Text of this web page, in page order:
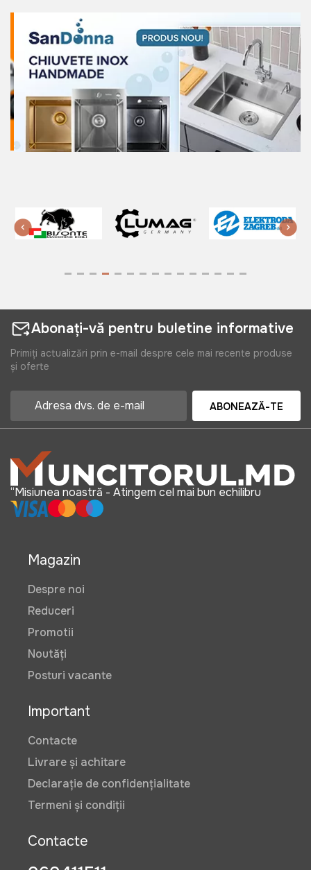
Baterie bucatarie Sandonna NERA
Crom Satin
Art:VOR58025
1150 lei
Abonați-vă pentru buletine informative
Primiți actualizări prin e-mail despre cele mai recente produse
și oferte
ABONEAZĂ-TE
“Misiunea noastră - Atingem cel mai bun echilibru
Magazin
Despre noi
Reduceri
Promotii
Noutăți
Posturi vacante
Important
Contacte
Livrare și achitare
Declarație de confidențialitate
Termeni și condiții
Contacte